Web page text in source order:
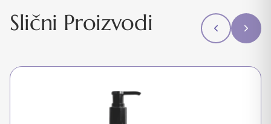
Slični Proizvodi